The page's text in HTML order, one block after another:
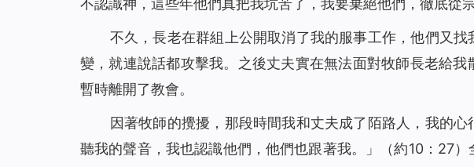
不認識神，這些年他們真把我坑苦了，我要棄絕他們，徹底從
不久，長老在群組上公開取消了我的服事工作，他們又
變，就連說話都攻擊我。之後丈夫實在無法面對牧師長老給
暫時離開了教會。
因著牧師的攪擾，那段時間我和丈夫成了陌路人，我的
聽我的聲音，我也認識他們，他們也跟著我。
」（約10：27